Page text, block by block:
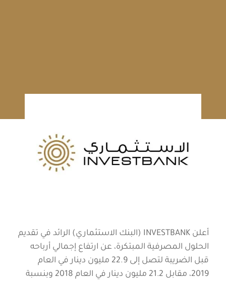
أعلن INVESTBANK (البنك الاستثماري) الرائد في تقديم
الحلول المصرفية المبتكرة، عن ارتفاع إجمالي أرباحه
قبل الضريبة لتصل إلى 22.9 مليون دينار في العام
2019، مقابل 21.2 مليون دينار في العام 2018 وبنسبة